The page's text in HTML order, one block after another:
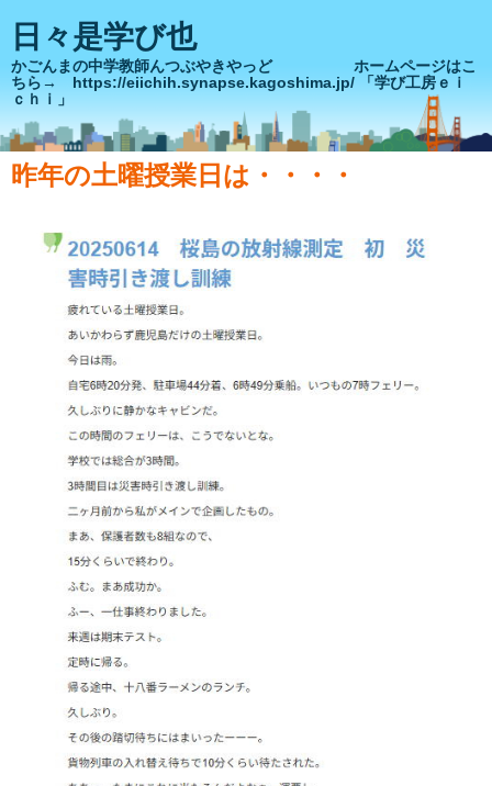
日々是学び也
かごんまの中学教師んつぶやきやっど ホームページはこ
ちら→ https://eiichih.synapse.kagoshima.jp/ 「学び工房ｅｉ
ｃｈｉ」
昨年の土曜授業日は・・・・